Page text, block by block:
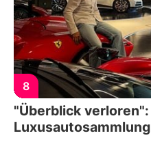
8
"Überblick
Luxusautosammlung